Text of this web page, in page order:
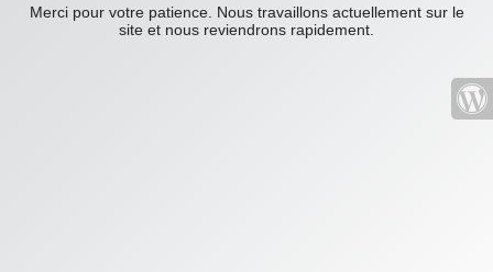
Merci pour votre patience. Nous travaillons actuellement sur le
site et nous reviendrons rapidement.